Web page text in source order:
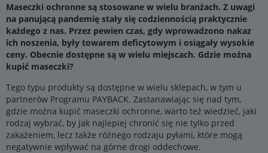
Maseczki ochronne są stosowane w wielu branżach. Z uwagi
na panującą pandemię stały się codziennością praktycznie
każdego z nas. Przez pewien czas, gdy wprowadzono nakaz
ich noszenia, były towarem deficytowym i osiągały wysokie
ceny. Obecnie dostępne są w wielu miejscach. Gdzie można
kupić maseczki?
Tego typu produkty są dostępne w wielu sklepach, w tym u
partnerów Programu PAYBACK. Zastanawiając się nad tym,
gdzie można kupić maseczki ochronne, warto też wiedzieć, jaki
rodzaj wybrać, by jak najlepiej chronić się nie tylko przed
zakażeniem, lecz także różnego rodzaju pyłami, które mogą
negatywnie wpływać na górne drogi oddechowe.